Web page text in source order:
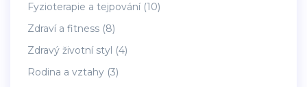
Fyzioterapie a tejpování (10)
Zdraví a fitness (8)
Zdravý životní styl (4)
Rodina a vztahy (3)